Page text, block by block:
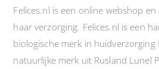
Felices.nl is een online webshop
haar verzorging. Felices.nl is een
biologische merk in huidverzorging
natuurlijke merk uit Rusland Lunel